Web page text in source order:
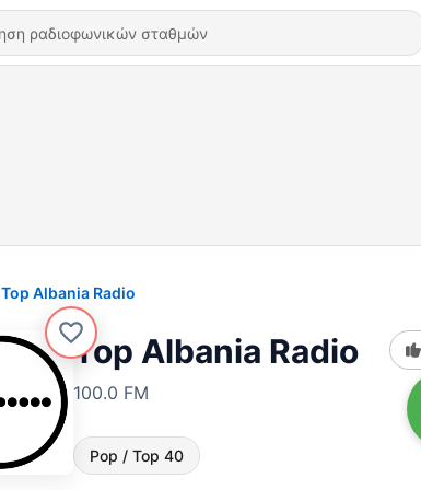
Top Albania Radio
Top Albania Radio
100.0 FM
Pop / Top 40